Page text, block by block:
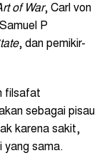
of War, Carl von
P
, dan pemikir-
filsafat
sebagai pisau
karena sakit,
yang sama.